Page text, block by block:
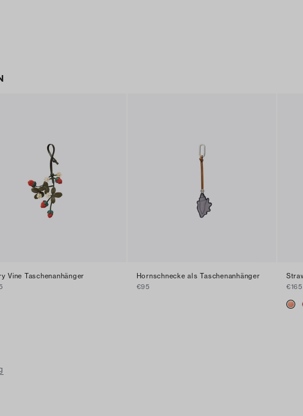
Vine Taschenanhänger
Hornschnecke als Taschenanhänger
€95
€165